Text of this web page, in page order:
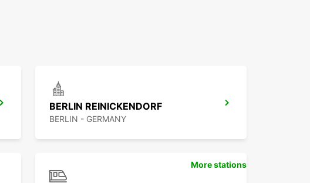
BERLIN REINICKENDORF
BERLIN - GERMANY
More stations